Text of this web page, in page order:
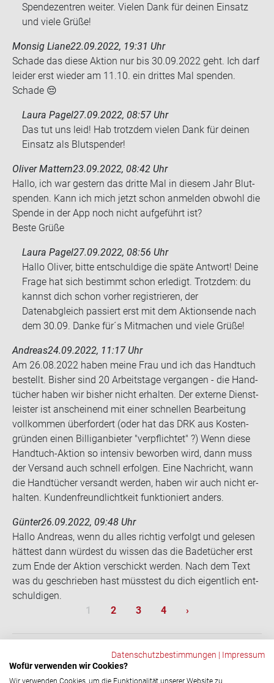
Spendezentren weiter. Vielen Dank für deinen Einsatz
und viele Grüße!
Monsig Liane22.09.2022, 19:31 Uhr
Scha­de das diese Ak­ti­on nur bis 30.09.2022 geht. Ich darf
lei­der erst wie­der am 11.10. ein drit­tes Mal spen­den.
Scha­de 😔
Laura Pagel27.09.2022, 08:57 Uhr
Das tut uns leid! Hab trotzdem vielen Dank für deinen
Einsatz als Blutspender!
Oliver Mattern23.09.2022, 08:42 Uhr
Hallo, ich war ges­tern das drit­te Mal in die­sem Jahr Blut­
spen­den. Kann ich mich jetzt schon an­mel­den ob­wohl die
Spen­de in der App noch nicht auf­ge­führt ist?
Beste Grüße
Laura Pagel27.09.2022, 08:56 Uhr
Hallo Oliver, bitte entschuldige die späte Antwort! Deine
Frage hat sich bestimmt schon erledigt. Trotzdem: du
kannst dich schon vorher registrieren, der
Datenabgleich passiert erst mit dem Aktionsende nach
dem 30.09. Danke für´s Mitmachen und viele Grüße!
Andreas24.09.2022, 11:17 Uhr
Am 26.08.2022 haben meine Frau und ich das Hand­tuch
be­stellt. Bis­her sind 20 Ar­beits­ta­ge ver­gan­gen - die Hand­
tü­cher haben wir bis­her nicht er­hal­ten. Der ex­ter­ne Dienst­
leis­ter ist an­schei­nend mit einer schnel­len Be­ar­bei­tung
voll­kom­men über­for­dert (oder hat das DRK aus Kos­ten­
grün­den einen Bil­lig­an­bie­ter "ver­pflich­tet" ?) Wenn diese
Handtuch-​Aktion so in­ten­siv be­wor­ben wird, dann muss
der Ver­sand auch schnell er­fol­gen. Eine Nach­richt, wann
die Hand­tü­cher ver­sandt wer­den, haben wir auch nicht er­
hal­ten. Kun­den­freund­licht­keit funk­tio­niert an­ders.
Günter26.09.2022, 09:48 Uhr
Hallo An­dre­as, wenn du alles rich­tig ver­folgt und ge­le­sen
hät­test dann wür­dest du wis­sen das die Ba­de­tü­cher erst
zum Ende der Ak­ti­on ver­schickt wer­den. Nach dem Text
was du ge­schrie­ben hast müss­test du dich ei­gent­lich ent­
schul­di­gen.
Sei­ten­num­me­rie­rung
Aktuelle Seite
1 Seite
2 Seite
3 Seite
4 Nächste Seite
›
ZURÜCK
Datenschutzbestimmungen | Impressum
Wofür verwenden wir Cookies?
Wir verwenden Cookies, um die Funktionalität unserer Website zu